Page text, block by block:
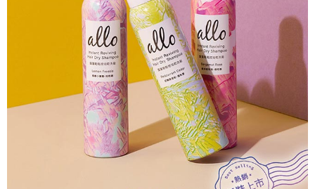
恩沛科技股份有限公司將有權停止該用戶之使用額度並採取法律行動。